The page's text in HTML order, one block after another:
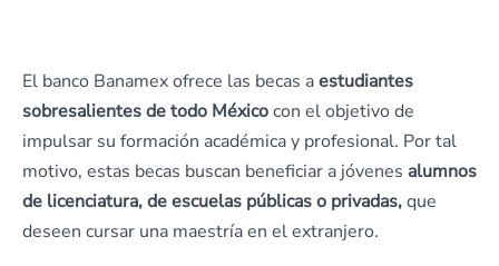
El banco Banamex ofrece las becas aestudiantes
sobresalientes de todo Méxicocon el objetivo de
impulsar su formación académica y profesional. Por tal
motivo, estas becas buscan beneficiar a jóvenes alumnos
de licenciatura, de escuelas públicas o privadas,que
deseen cursar una maestría en el extranjero.